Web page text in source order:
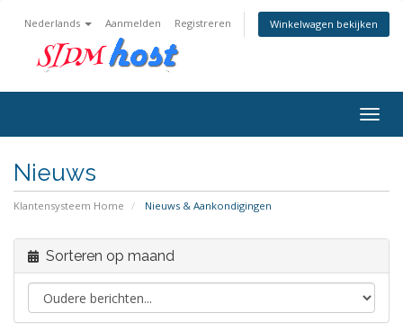
Nederlands Aanmelden Registreren Winkelwagen bekijken
Nieuws
Klantensysteem Home Nieuws & Aankondigingen
Sorteren op maand